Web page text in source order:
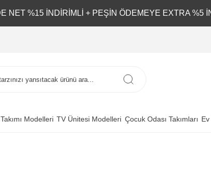
NET %15 İNDİRİMLİ + PEŞİN ÖDEMEYE EXTRA %5
Modelleri TV Ünitesi Modelleri Çocuk Odası Takımları